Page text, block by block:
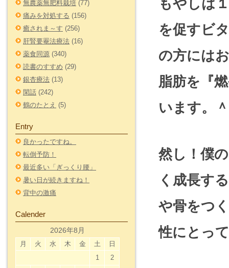
無農薬無肥料栽培 (77)
痛みを対処する (156)
癒されま～す (256)
肝腎要罨法療法 (16)
薬食同源 (340)
読書のすすめ (29)
銀杏療法 (13)
閑話 (242)
鶴のたとえ (5)
Entry
良かったですね。
転倒予防！
最近多い「ぎっくり腰」
暑い日が続きますね！
背中の激痛
Calender
2026年8月
月 火 水 木 金 土 日
1
2
もやしは
を促すビ
の方には
脂肪を『
います。
然し！僕
く成長す
や骨をつ
性にとっ